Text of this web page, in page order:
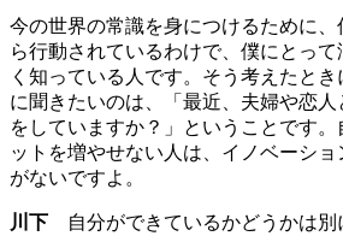
今の世界の常識を身につけるために
ら行動されているわけで、僕にとっ
く知っている人です。そう考えたと
に聞きたいのは、「最近、夫婦や恋
をしていますか？」ということです
ットを増やせない人は、イノベーシ
がないですよ。
川下 自分ができているかどうかは別